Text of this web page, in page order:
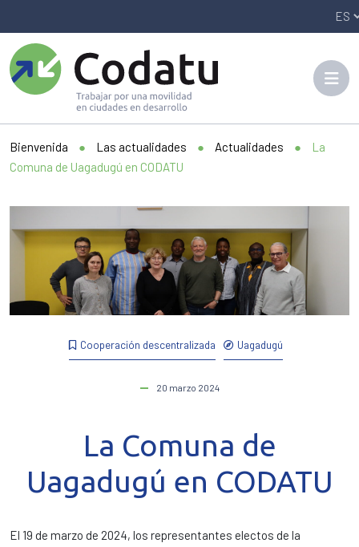
Bienvenida ● Las actualidades ● Actualidades ●
La
Comuna de Uagadugú en CODATU
Cooperación descentralizada Uagadugú
20 marzo 2024
La Comuna de
Uagadugú en CODATU
El 19 de marzo de 2024, los representantes electos de la